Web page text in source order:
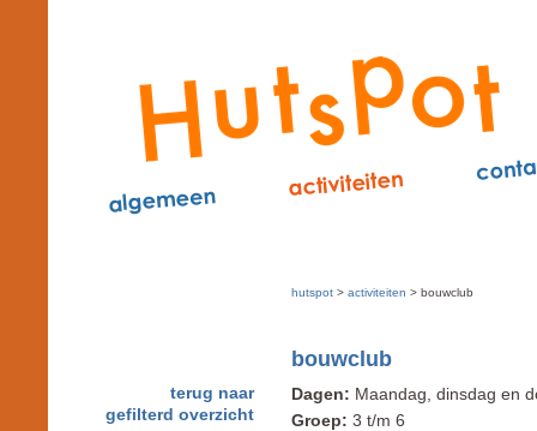
hutspot > activiteiten > bouwclub
terug naar
gefilterd overzicht
bouwclub
Dagen: Maandag, dinsdag en
Groep: 3 t/m 6